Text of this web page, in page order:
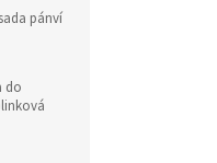
pánví
do